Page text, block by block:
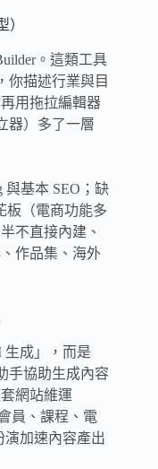
）
。這類工具
你描述行業與目
用拖拉編輯器
器）多了一層
與基本 SEO；缺
板（電商功能多
不直接內建、
作品集、海外
生成」，而是
手協助生成內容
網站維運
員、課程、電
加速內容產出